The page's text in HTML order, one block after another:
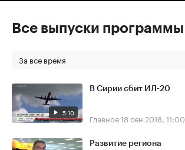
Все выпуски программы
За все время
5:10
В Сирии сбит ИЛ-20
Главное18 сен 2018, 11:00
Развитие региона